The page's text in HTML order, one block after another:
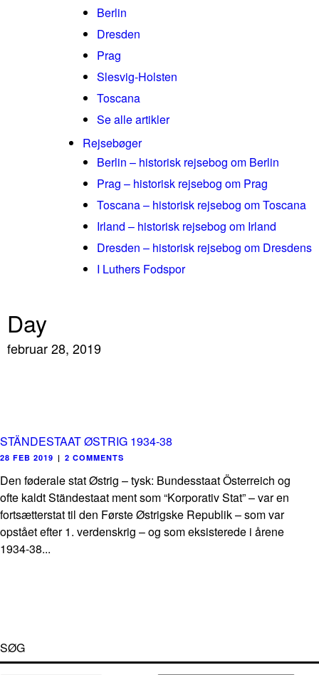
Berlin
Dresden
Prag
Slesvig-Holsten
Toscana
Se alle artikler
Rejsebøger
Berlin – historisk rejsebog om Berlin
Prag – historisk rejsebog om Prag
Toscana – historisk rejsebog om Toscana
Irland – historisk rejsebog om Irland
Dresden – historisk rejsebog om Dresdens
I Luthers Fodspor
Day
februar 28, 2019
STÄNDESTAAT ØSTRIG 1934-38
28 FEB 2019 | 2 COMMENTS
Den føderale stat Østrig – tysk: Bundesstaat Österreich og
ofte kaldt Ständestaat ment som “Korporativ Stat” – var en
fortsætterstat til den Første Østrigske Republik – som var
opstået efter 1. verdenskrig – og som eksisterede i årene
1934-38...
SØG